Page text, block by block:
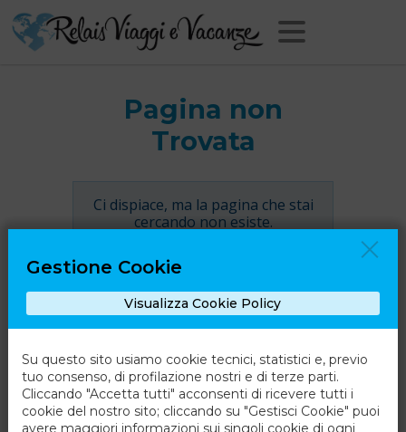
Pagina non
Trovata
Ci dispiace, ma la pagina che stai
cercando non esiste.
Gestione Cookie
Visualizza Cookie Policy
Su questo sito usiamo cookie tecnici, statistici e, previo
tuo consenso, di profilazione nostri e di terze parti.
Cliccando "Accetta tutti" acconsenti di ricevere tutti i
cookie del nostro sito; cliccando su "Gestisci Cookie" puoi
avere maggiori informazioni sui singoli cookie di ogni